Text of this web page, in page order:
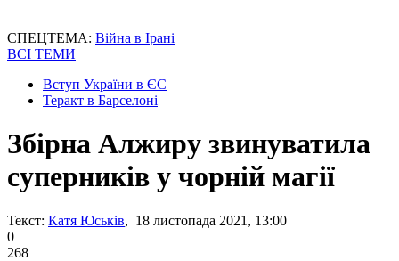
СПЕЦТЕМА: Війна в Ірані
ВСІ ТЕМИ
Вступ України в ЄС
Теракт в Барселоні
Збірна Алжиру звинуватила
суперників у чорній магії
Текст: Катя Юськів, 18 листопада 2021, 13:00
0
268